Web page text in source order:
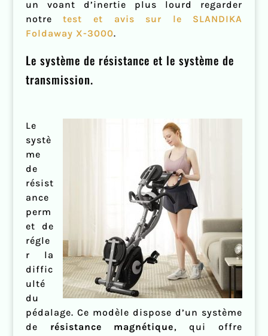
un voant d’inertie plus lourd regarder
notretest et avis sur le SLANDIKA
Foldaway X-3000.
Le système de résistance et le système de
transmission.
Le
systè
me
de
résist
ance
perm
et de
régle
r la
diffic
ulté
du
pédalage. Ce modèle dispose d’un système
de résistance magnétique, qui offre